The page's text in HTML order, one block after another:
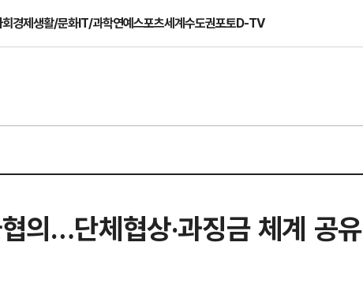
경제생활/문화IT/과학연예스포츠세계수도권포토D-TV
의…단체협상·과징금 체계 공유